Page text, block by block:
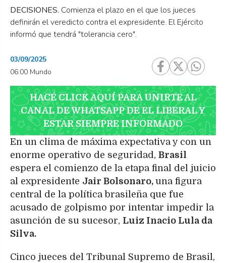
DECISIONES. Comienza el plazo en el que los jueces
definirán el veredicto contra el expresidente. El Ejército
informó que tendrá "tolerancia cero".
03/09/2025
06:00 Mundo
HACÉ CLICK AQUÍ PARA UNIRTE AL
CANAL DE WHATSAPP DE EL LIBERAL Y
ESTAR SIEMPRE INFORMADO
En un clima de máxima expectativa y con un
enorme operativo de seguridad, Brasil
espera el comienzo de la etapa final del juicio
al expresidente Jair Bolsonaro, una figura
central de la política brasileña que fue
acusado de golpismo por intentar impedir la
asunción de su sucesor, Luiz Inacio Lula da
Silva.
Cinco jueces del Tribunal Supremo de Brasil,